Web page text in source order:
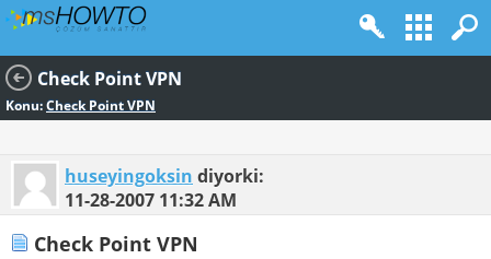
Check Point VPN
Konu:Check Point VPN
huseyingoksin diyorki:
11-28-2007 11:32 AM
Check Point VPN